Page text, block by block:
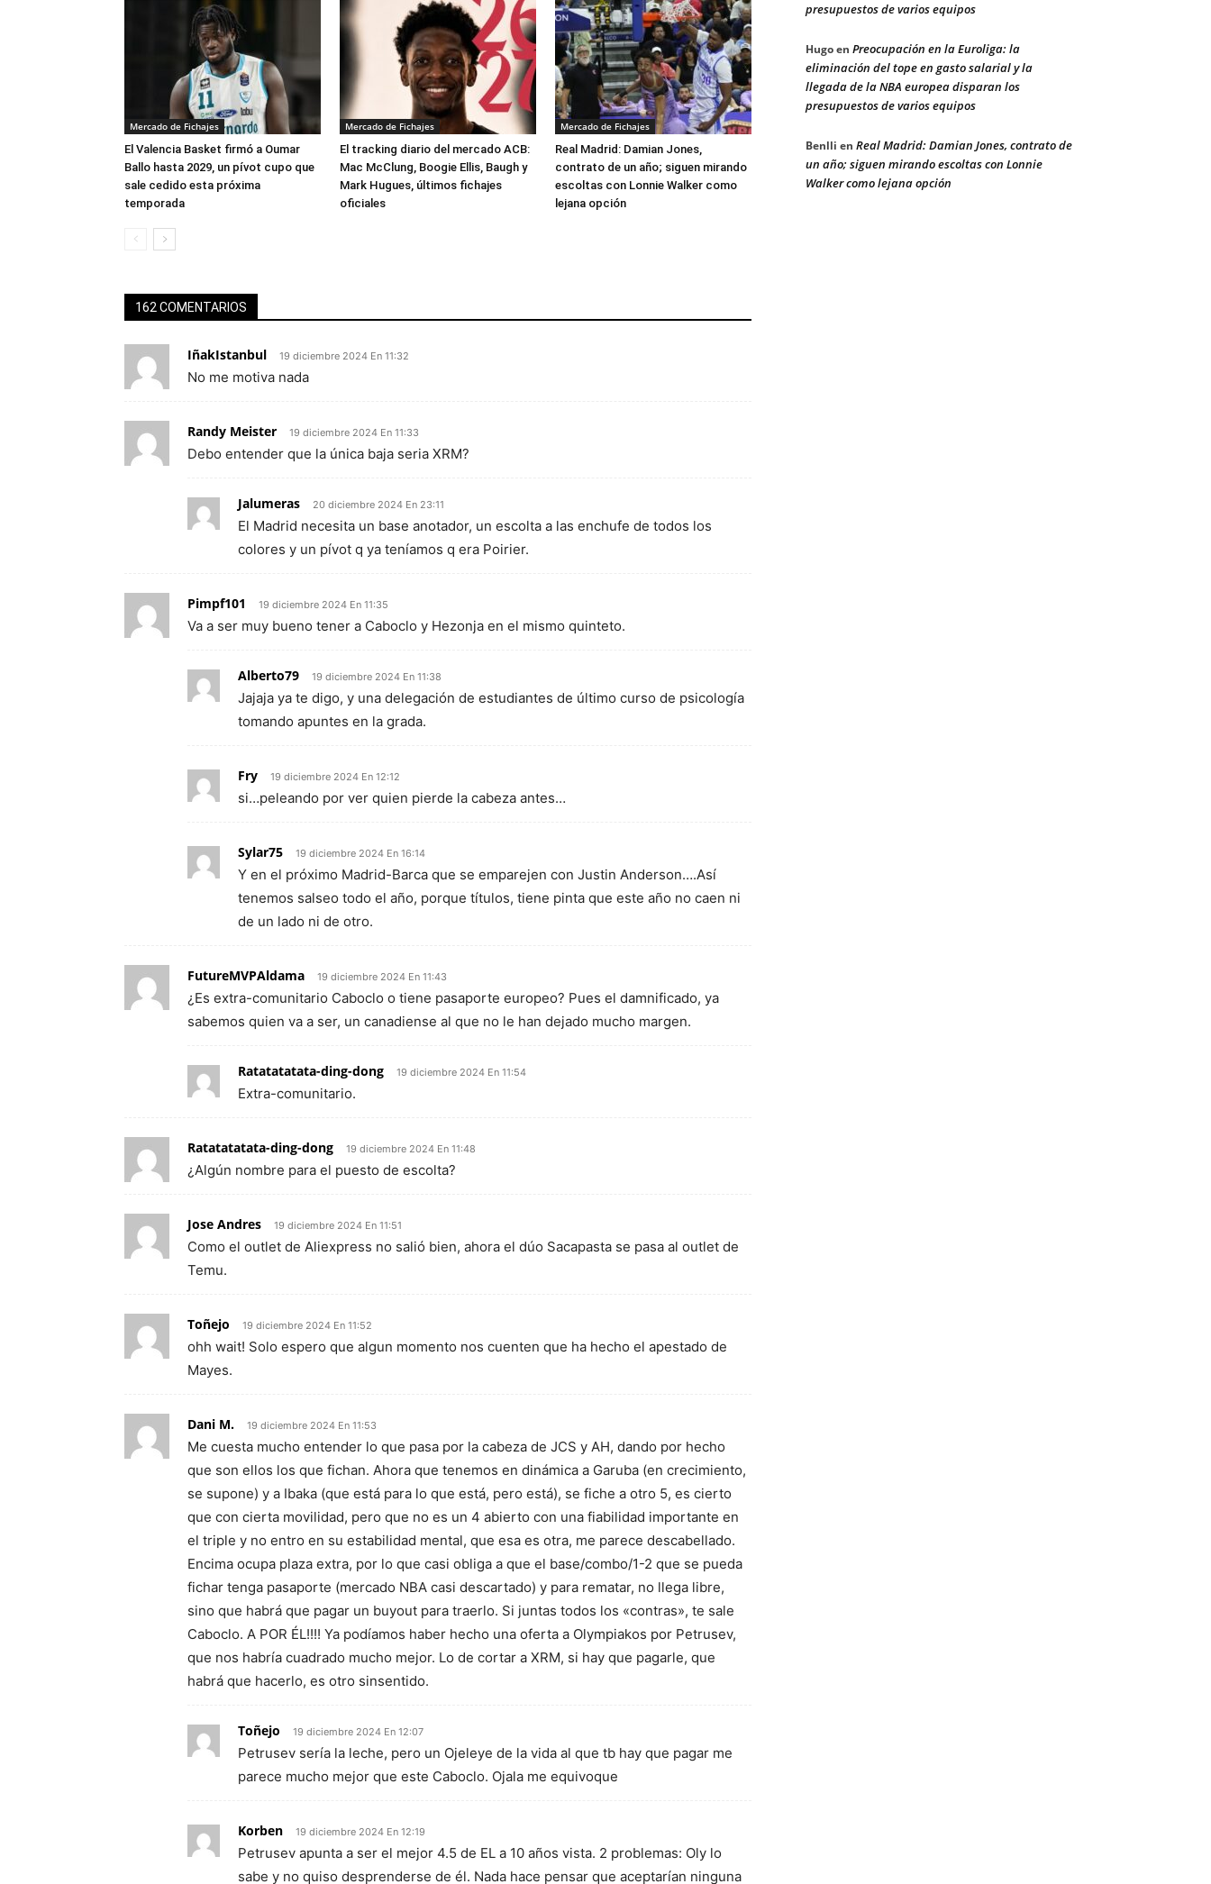
Mercado de Fichajes
El Valencia Basket firmó a Oumar
Ballo hasta 2029, un pívot cupo que
sale cedido esta próxima
temporada
Mercado de Fichajes
El tracking diario del mercado ACB:
Mac McClung, Boogie Ellis, Baugh y
Mark Hugues, últimos fichajes
oficiales
Mercado de Fichajes
Real Madrid: Damian Jones,
contrato de un año; siguen mirando
escoltas con Lonnie Walker como
lejana opción
162 COMENTARIOS
IñakIstanbul 19 diciembre 2024 En 11:32
No me motiva nada
Randy Meister 19 diciembre 2024 En 11:33
Debo entender que la única baja seria XRM?
Jalumeras 20 diciembre 2024 En 23:11
El Madrid necesita un base anotador, un escolta a las enchufe de todos los
colores y un pívot q ya teníamos q era Poirier.
Pimpf101 19 diciembre 2024 En 11:35
Va a ser muy bueno tener a Caboclo y Hezonja en el mismo quinteto.
Alberto79 19 diciembre 2024 En 11:38
Jajaja ya te digo, y una delegación de estudiantes de último curso de psicología
tomando apuntes en la grada.
Fry 19 diciembre 2024 En 12:12
si…peleando por ver quien pierde la cabeza antes…
Sylar75 19 diciembre 2024 En 16:14
Y en el próximo Madrid-Barca que se emparejen con Justin Anderson….Así
tenemos salseo todo el año, porque títulos, tiene pinta que este año no caen ni
de un lado ni de otro.
FutureMVPAldama 19 diciembre 2024 En 11:43
¿Es extra-comunitario Caboclo o tiene pasaporte europeo? Pues el damnificado, ya
sabemos quien va a ser, un canadiense al que no le han dejado mucho margen.
Ratatatatata-ding-dong 19 diciembre 2024 En 11:54
Extra-comunitario.
Ratatatatata-ding-dong 19 diciembre 2024 En 11:48
¿Algún nombre para el puesto de escolta?
Jose Andres 19 diciembre 2024 En 11:51
Como el outlet de Aliexpress no salió bien, ahora el dúo Sacapasta se pasa al outlet de
Temu.
Toñejo 19 diciembre 2024 En 11:52
ohh wait! Solo espero que algun momento nos cuenten que ha hecho el apestado de
Mayes.
Dani M. 19 diciembre 2024 En 11:53
Me cuesta mucho entender lo que pasa por la cabeza de JCS y AH, dando por hecho
que son ellos los que fichan. Ahora que tenemos en dinámica a Garuba (en crecimiento,
se supone) y a Ibaka (que está para lo que está, pero está), se fiche a otro 5, es cierto
que con cierta movilidad, pero que no es un 4 abierto con una fiabilidad importante en
el triple y no entro en su estabilidad mental, que esa es otra, me parece descabellado.
Encima ocupa plaza extra, por lo que casi obliga a que el base/combo/1-2 que se pueda
fichar tenga pasaporte (mercado NBA casi descartado) y para rematar, no llega libre,
sino que habrá que pagar un buyout para traerlo. Si juntas todos los «contras», te sale
Caboclo. A POR ÉL!!!! Ya podíamos haber hecho una oferta a Olympiakos por Petrusev,
que nos habría cuadrado mucho mejor. Lo de cortar a XRM, si hay que pagarle, que
habrá que hacerlo, es otro sinsentido.
Toñejo 19 diciembre 2024 En 12:07
Petrusev sería la leche, pero un Ojeleye de la vida al que tb hay que pagar me
parece mucho mejor que este Caboclo. Ojala me equivoque
Korben 19 diciembre 2024 En 12:19
Petrusev apunta a ser el mejor 4.5 de EL a 10 años vista. 2 problemas: Oly lo
sabe y no quiso desprenderse de él. Nada hace pensar que aceptarían ninguna
presupuestos de varios equipos
Hugoen Preocupación en la Euroliga: la
eliminación del tope en gasto salarial y la
llegada de la NBA europea disparan los
presupuestos de varios equipos
Benlli en Real Madrid: Damian Jones, contrato de
un año; siguen mirando escoltas con Lonnie
Walker como lejana opción